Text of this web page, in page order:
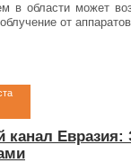
в области может
от
канал Евразия: